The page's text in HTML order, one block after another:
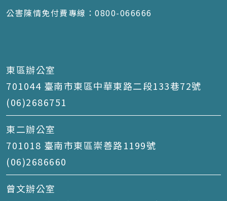
公害陳情免付費專線：0800-066666
東區辦公室
701044 臺南市東區中華東路二段133巷72號
(06)2686751
東二辦公室
701018 臺南市東區崇善路1199號
(06)2686660
曾文辦公室